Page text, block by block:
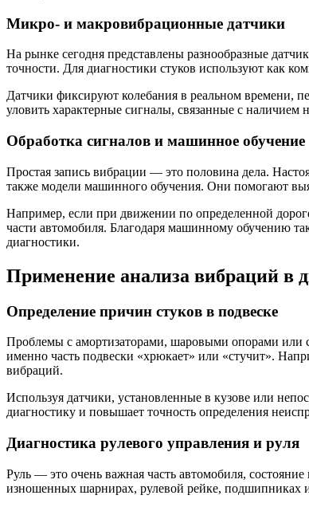
Микро- и макровибрационные датчики
На рынке сегодня представлены разнообразные
точности. Для диагностики стуков используют как
Датчики фиксируют колебания в реальном времени,
уловить характерные сигналы, связанные с наличием
Обработка сигналов и машинное обучение
Простая запись вибрации — это половина дела.
также модели машинного обучения. Они помогают
Например, если при движении по определенной
части автомобиля. Благодаря машинному обучению
диагностики.
Применение анализа вибраций в
Определение причин стуков в подвеске
Проблемы с амортизаторами, шаровыми опорами или
именно часть подвески «хрюкает» или «стучит».
вибраций.
Используя датчики, установленные в кузове или
диагностику и повышает точность определения
Диагностика рулевого управления и руля
Руль — это очень важная часть автомобиля,
изношенных шарнирах, рулевой рейке, подшипниках